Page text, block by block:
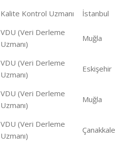
Kalite Kontrol Uzmanı İstanbul
VDU (Veri Derleme
Uzmanı)
Muğla
VDU (Veri Derleme
Uzmanı)
Eskişehir
VDU (Veri Derleme
Uzmanı)
Muğla
VDU (Veri Derleme
Uzmanı)
Çanakkale